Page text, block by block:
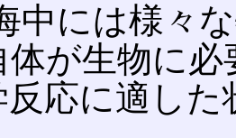
中には様々
体が生物に
応に適し